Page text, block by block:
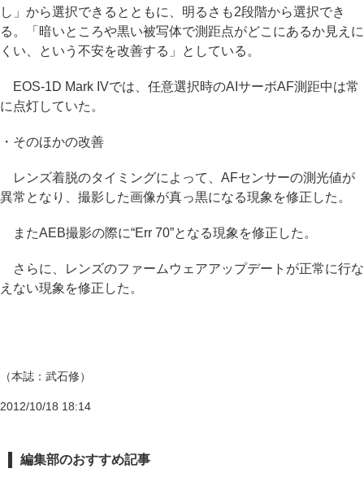
し」から選択できるとともに、明るさも2段階から選択でき
る。「暗いところや黒い被写体で測距点がどこにあるか見えに
くい、という不安を改善する」としている。
EOS-1D Mark IVでは、任意選択時のAIサーボAF測距中は常
に点灯していた。
・そのほかの改善
レンズ着脱のタイミングによって、AFセンサーの測光値が
異常となり、撮影した画像が真っ黒になる現象を修正した。
またAEB撮影の際に“Err 70”となる現象を修正した。
さらに、レンズのファームウェアアップデートが正常に行な
えない現象を修正した。
（本誌：武石修）
2012/10/18 18:14
編集部のおすすめ記事